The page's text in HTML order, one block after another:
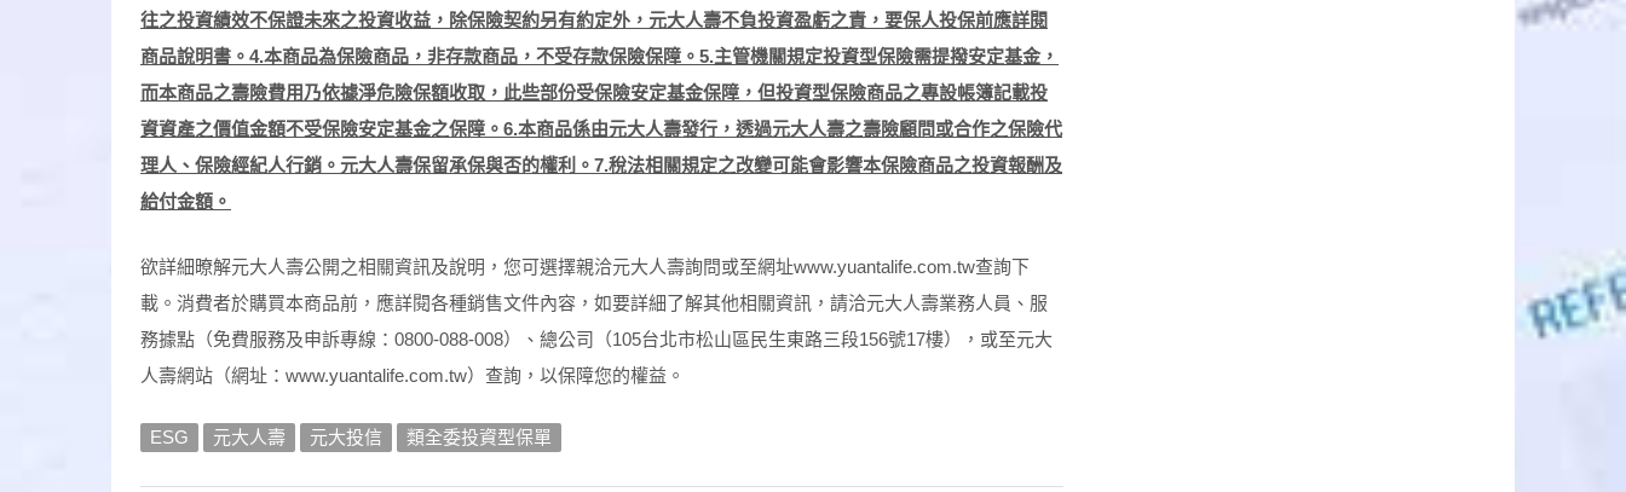
往之投資績效不保證未來之投資收益，除保險契約另有約定外，元大人壽不負投資盈虧之責，要保人投保前應詳閱
商品說明書。4.本商品為保險商品，非存款商品，不受存款保險保障。5.主管機關規定投資型保險需提撥安定基金，
而本商品之壽險費用乃依據淨危險保額收取，此些部份受保險安定基金保障，但投資型保險商品之專設帳簿記載投
資資產之價值金額不受保險安定基金之保障。6.本商品係由元大人壽發行，透過元大人壽之壽險顧問或合作之保險代
理人、保險經紀人行銷。元大人壽保留承保與否的權利。7.稅法相關規定之改變可能會影響本保險商品之投資報酬及
給付金額。
欲詳細暸解元大人壽公開之相關資訊及說明，您可選擇親洽元大人壽詢問或至網址www.yuantalife.com.tw查詢下
載。消費者於購買本商品前，應詳閱各種銷售文件內容，如要詳細了解其他相關資訊，請洽元大人壽業務人員、服
務據點（免費服務及申訴專線：0800-088-008）、總公司（105台北市松山區民生東路三段156號17樓），或至元大
人壽網站（網址：www.yuantalife.com.tw）查詢，以保障您的權益。
ESG 元大人壽 元大投信 類全委投資型保單